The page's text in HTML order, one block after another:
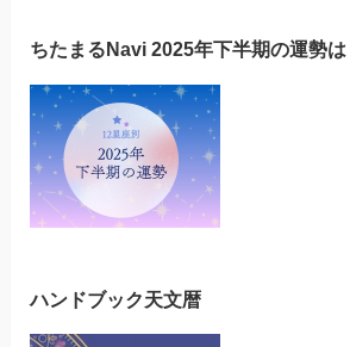
ちたまるNavi 2025年下半期の運勢は
ハンドブック天文暦